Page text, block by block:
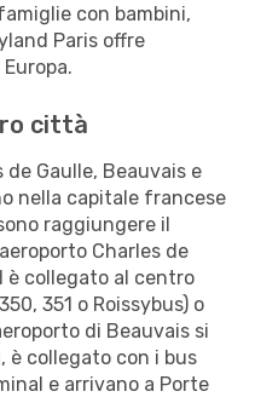
con bambini,
Paris offre
città
Gaulle, Beauvais e
nella capitale francese
raggiungere il
Charles de
è collegato al centro
351 o Roissybus) o
di Beauvais si
è collegato con i bus
e arrivano a Porte